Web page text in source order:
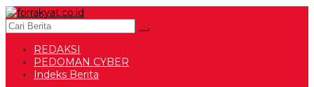
REDAKSI
PEDOMAN CYBER
Indeks Berita